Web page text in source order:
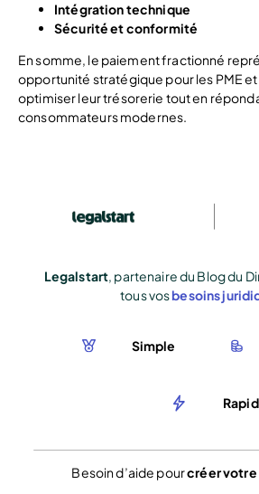
Intégration technique
Sécurité et conformité
En somme, le paiement fractionné
opportunité stratégique pour les PME et
optimiser leur trésorerie tout en
consommateurs modernes.
Legalstart, partenaire du Blog du
tous vosbesoins
Simple
Besoin d’aide pourcréer